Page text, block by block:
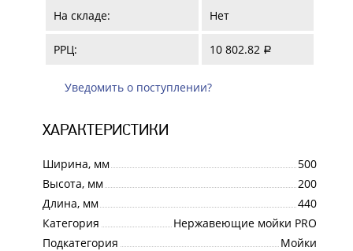
На складе: Нет
РРЦ: 10 802.82 a
Уведомить о поступлении?
ХАРАКТЕРИСТИКИ
Ширина, мм
500
Высота, мм
200
Длина, мм
440
Категория
Нержавеющие мойки PRO
Подкатегория
Мойки